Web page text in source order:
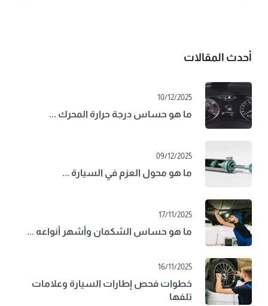
أحدث المقالات
10/12/2025
ما هو حساس درجة حرارة المحرك ...
09/12/2025
ما هو محول العزم في السيارة ...
17/11/2025
ما هو حساس الشكمان وأشهر أنواعه ...
16/11/2025
خطوات فحص إطارات السيارة وعلامات
تلفها